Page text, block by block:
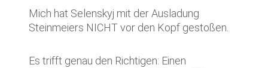
Mich hat Selenskyj mit der Ausladung
Steinmeiers NICHT vor den Kopf gestoßen.
Es trifft genau den Richtigen: Einen